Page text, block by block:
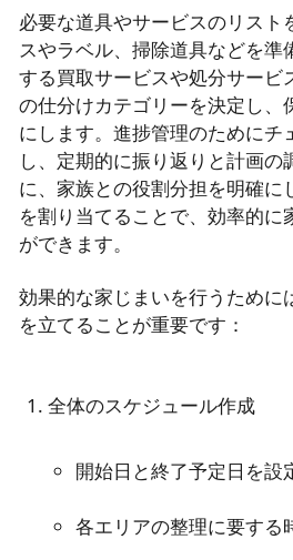
必要な道具やサービスのリスト
スやラベル、掃除道具などを準
する買取サービスや処分サービ
の仕分けカテゴリーを決定し、
にします。進捗管理のためにチ
し、定期的に振り返りと計画の
に、家族との役割分担を明確に
を割り当てることで、効率的に
ができます。
効果的な家じまいを行うために
を立てることが重要です：
全体のスケジュール作成
開始日と終了予定日を設
各エリアの整理に要する